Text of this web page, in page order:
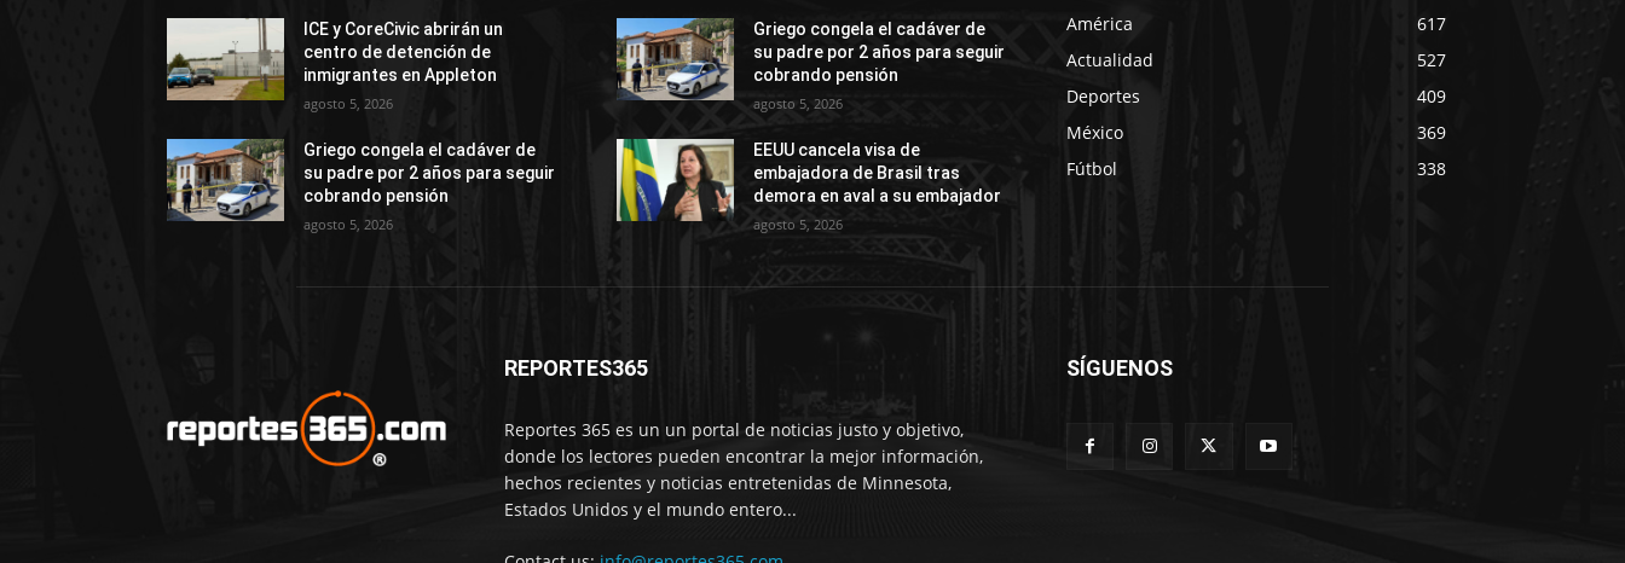
ICE y CoreCivic abrirán un
centro de detención de
inmigrantes en Appleton
agosto 5, 2026
Griego congela el cadáver de
su padre por 2 años para seguir
cobrando pensión
agosto 5, 2026
Griego congela el cadáver de
su padre por 2 años para seguir
cobrando pensión
agosto 5, 2026
EEUU cancela visa de
embajadora de Brasil tras
demora en aval a su embajador
agosto 5, 2026
América
617
Actualidad
527
Deportes
409
México
369
Fútbol
338
REPORTES365
Reportes 365 es un un portal de noticias justo y objetivo,
donde los lectores pueden encontrar la mejor información,
hechos recientes y noticias entretenidas de Minnesota,
Estados Unidos y el mundo entero...
SÍGUENOS